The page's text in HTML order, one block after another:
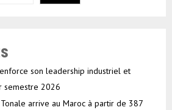
son leadership industriel et
semestre 2026
arrive au Maroc à partir de 387